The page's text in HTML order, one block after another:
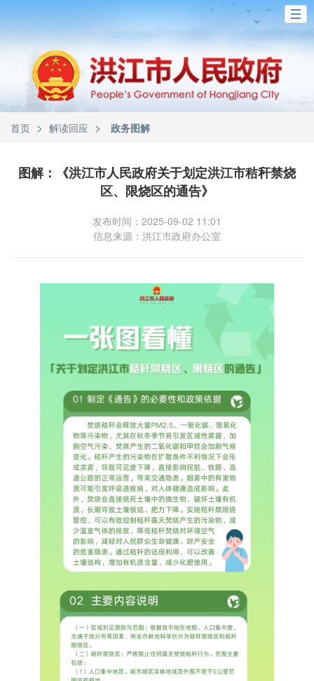
首页 > 解读回应 > 政务图解
图解：《洪江市人民政府关于划定洪江市秸秆禁烧
区、限烧区的通告》
发布时间：2025-09-02 11:01
信息来源：洪江市政府办公室